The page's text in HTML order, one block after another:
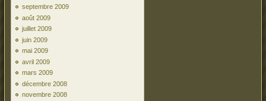
septembre 2009
août 2009
juillet 2009
juin 2009
mai 2009
avril 2009
mars 2009
décembre 2008
novembre 2008